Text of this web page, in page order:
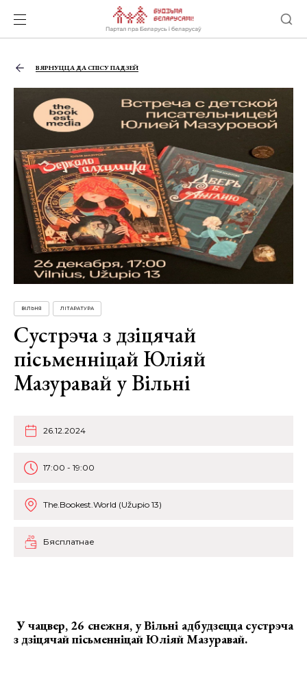
ВЯРНУЦЦА ДА СПІСУ ПАДЗЕЙ
ВІЛЬНЯ ЛІТАРАТУРА
Сустрэча з дзіцячай
пісьменніцай Юліяй
Мазуравай у Вільні
26.12.2024
17:00 - 19:00
The.Bookest.World (Užupio 13)
Бясплатнае
У чацвер, 26 снежня, у Вільні адбудзеццасустрэча
з дзіцячай пісьменніцай Юліяй Мазуравай.